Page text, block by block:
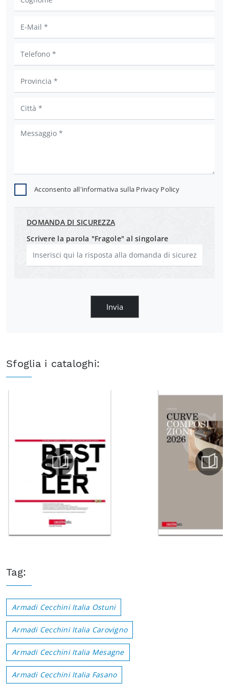
Acconsento all'informativa sulla Privacy Policy
DOMANDA DI SICUREZZA
Scrivere la parola "Fragole" al singolare
Invia
Sfoglia i cataloghi:
Tag:
Armadi Cecchini Italia Ostuni
Armadi Cecchini Italia Carovigno
Armadi Cecchini Italia Mesagne
Armadi Cecchini Italia Fasano